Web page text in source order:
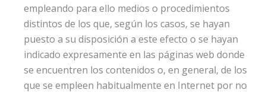
empleando para ello medios o procedimientos
distintos de los que, según los casos, se hayan
puesto a su disposición a este efecto o se hayan
indicado expresamente en las páginas web donde
se encuentren los contenidos o, en general, de los
que se empleen habitualmente en Internet por no